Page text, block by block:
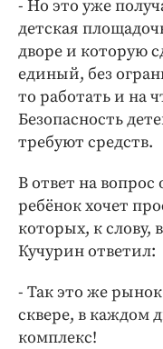
- Но это уже
детская
дворе и которую
единый, без
то работать и на
Безопасность
требуют средств.
В ответ на
ребёнок хочет
которых, к слову,
Кучурин ответил:
- Так это же
сквере, в каждом
комплекс!